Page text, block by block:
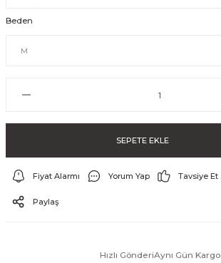
ve Şort
Beden
SEPETE EKLE
Fiyat Alarmı Yorum Yap Tavsiye Et
Paylaş
Hızlı GönderiAynı Gün Kargo